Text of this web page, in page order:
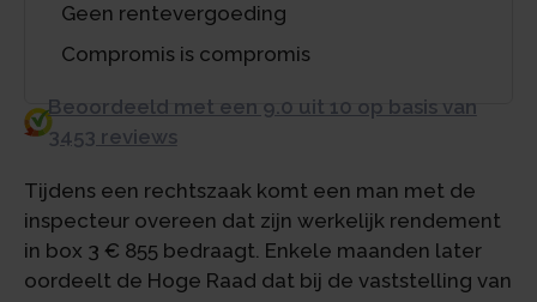
Geen rentevergoeding
Compromis is compromis
Beoordeeld met een 9.0 uit 10 op basis van
3453 reviews
Tijdens een rechtszaak komt een man met de
inspecteur overeen dat zijn werkelijk rendement
in box 3 € 855 bedraagt. Enkele maanden later
oordeelt de Hoge Raad dat bij de vaststelling van